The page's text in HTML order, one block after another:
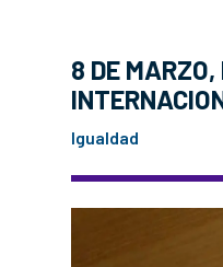
8 DE MARZO,
Igualdad